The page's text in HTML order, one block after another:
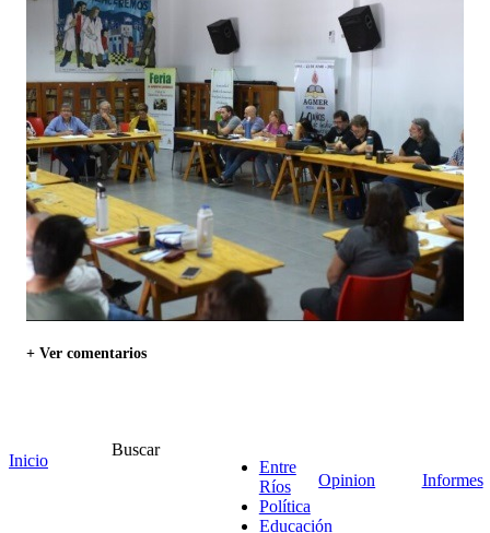
+ Ver comentarios
Inicio
Buscar
Entre
Ríos
Política
Educación
Opinion Informes